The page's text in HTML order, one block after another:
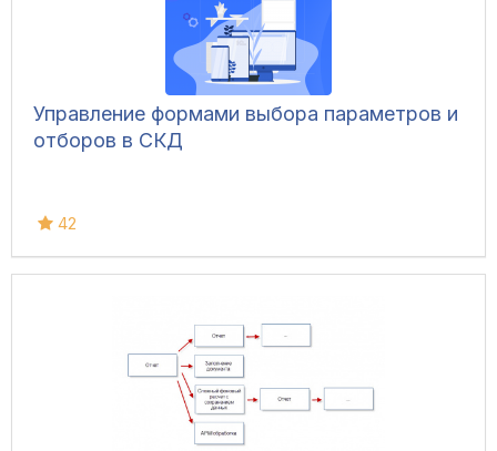
Управление формами выбора параметров и
отборов в СКД
42